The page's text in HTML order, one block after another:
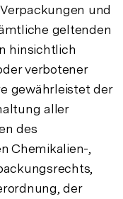
und
geltenden
hinsichtlich
verbotener
gewährleistet der
aller
des
Chemikalien-,
der